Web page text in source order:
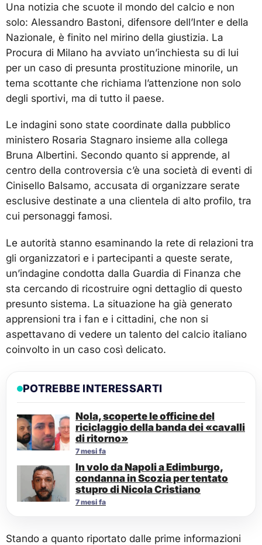
Una notizia che scuote il mondo del calcio e non
solo: Alessandro Bastoni, difensore dell’Inter e della
Nazionale, è finito nel mirino della giustizia. La
Procura di Milano ha avviato un’inchiesta su di lui
per un caso di presunta prostituzione minorile, un
tema scottante che richiama l’attenzione non solo
degli sportivi, ma di tutto il paese.
Le indagini sono state coordinate dalla pubblico
ministero Rosaria Stagnaro insieme alla collega
Bruna Albertini. Secondo quanto si apprende, al
centro della controversia c’è una società di eventi di
Cinisello Balsamo, accusata di organizzare serate
esclusive destinate a una clientela di alto profilo, tra
cui personaggi famosi.
Le autorità stanno esaminando la rete di relazioni tra
gli organizzatori e i partecipanti a queste serate,
un’indagine condotta dalla Guardia di Finanza che
sta cercando di ricostruire ogni dettaglio di questo
presunto sistema. La situazione ha già generato
apprensioni tra i fan e i cittadini, che non si
aspettavano di vedere un talento del calcio italiano
coinvolto in un caso così delicato.
POTREBBE INTERESSARTI
Nola, scoperte le officine del
riciclaggio della banda dei «cavalli
di ritorno»
7 mesi fa
In volo da Napoli a Edimburgo,
condanna in Scozia per tentato
stupro di Nicola Cristiano
7 mesi fa
Stando a quanto riportato dalle prime informazioni